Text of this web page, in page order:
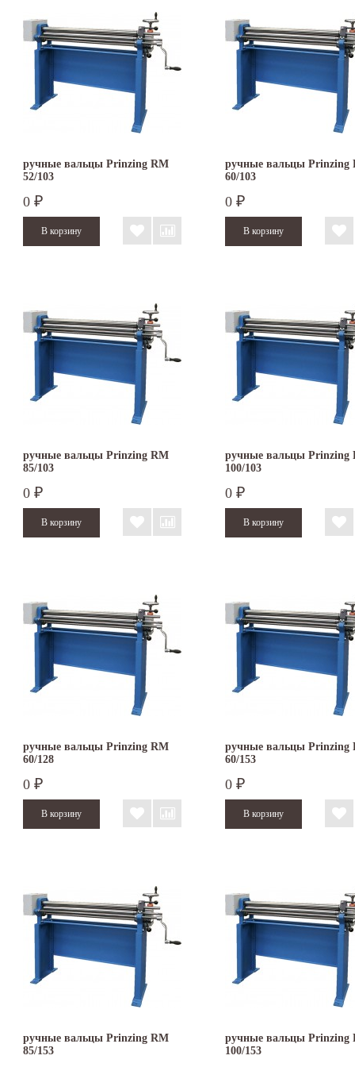
ручные вальцы Prinzing RM
52/103
0 ₽
ручные вальцы Prinzing
60/103
0 ₽
ручные вальцы Prinzing RM
85/103
0 ₽
ручные вальцы Prinzing
100/103
0 ₽
ручные вальцы Prinzing RM
60/128
0 ₽
ручные вальцы Prinzing
60/153
0 ₽
ручные вальцы Prinzing RM
85/153
ручные вальцы Prinzing
100/153